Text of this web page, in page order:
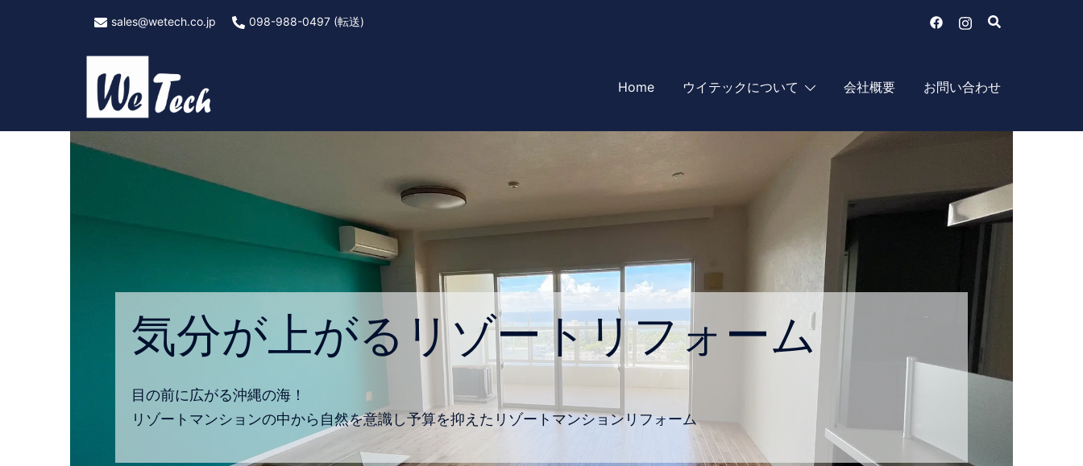
sales@wetech.co.jp 098-988-0497 (転送)
Home ウイテックについて 会社概要 お問い合わせ
気分が上がるリゾートリフォーム
目の前に広がる沖縄の海！
リゾートマンションの中から自然を意識し予算を抑えたリゾートマンションリフォーム